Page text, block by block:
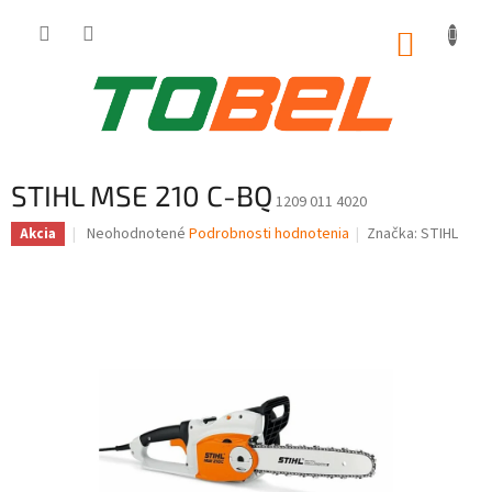
STIHL MSE 210 C-BQ 1209 011 4020
Akcia
Priemerné
Neohodnotené Podrobnosti hodnotenia Značka:STIHL